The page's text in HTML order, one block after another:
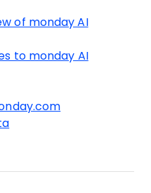
of monday AI
to monday AI